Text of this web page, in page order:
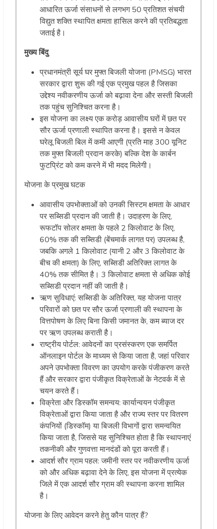
आधारित ऊर्जा संसाधनों से लगभग 50 प्रतिशत संचयी
विद्युत शक्ति स्थापित क्षमता हासिल करने की प्रतिबद्धता
जताई है।
मुख्य बिंदु
प्रधानमंत्री सूर्य घर मुफ्त बिजली योजना (PMSG) भारत
सरकार द्वारा शुरू की गई एक प्रमुख पहल है जिसका
उद्देश्य नवीकरणीय ऊर्जा को बढ़ावा देना और सस्ती बिजली
तक पहुंच सुनिश्चित करना है।
इस योजना का लक्ष्य एक करोड़ आवासीय घरों में छत पर
सौर ऊर्जा प्रणाली स्थापित करना है। इससे न केवल
घरेलू बिजली बिल में कमी आएगी (प्रति माह 300 यूनिट
तक मुफ्त बिजली प्रदान करके) बल्कि देश के कार्बन
फुटप्रिंट को कम करने में भी मदद मिलेगी।
योजना के प्रमुख घटक
आवासीय उपभोक्ताओं को उनकी सिस्टम क्षमता के आधार
पर सब्सिडी प्रदान की जाती है। उदाहरण के लिए,
रूफटॉप सोलर क्षमता के पहले 2 किलोवाट के लिए,
60% तक की सब्सिडी (बेंचमार्क लागत पर) उपलब्ध है,
जबकि अगले 1 किलोवाट (यानी 2 और 3 किलोवाट के
बीच की क्षमता) के लिए, सब्सिडी अतिरिक्त लागत के
40% तक सीमित है। 3 किलोवाट क्षमता से अधिक कोई
सब्सिडी प्रदान नहीं की जाती है।
ऋण सुविधाएं: सब्सिडी के अतिरिक्त, यह योजना पात्र
परिवारों को छत पर सौर ऊर्जा प्रणाली की स्थापना के
वित्तपोषण के लिए बिना किसी जमानत के, कम ब्याज दर
पर ऋण उपलब्ध कराती है।
राष्ट्रीय पोर्टल: आवेदनों का प्रसंस्करण एक समर्पित
ऑनलाइन पोर्टल के माध्यम से किया जाता है, जहां परिवार
अपने उपभोक्ता विवरण का उपयोग करके पंजीकरण करते
हैं और सरकार द्वारा पंजीकृत विक्रेताओं के नेटवर्क में से
चयन करते हैं।
विक्रेता और डिस्कॉम समन्वय: कार्यान्वयन पंजीकृत
विक्रेताओं द्वारा किया जाता है और राज्य स्तर पर वितरण
कंपनियों (डिस्कॉम) या बिजली विभागों द्वारा समन्वयित
किया जाता है, जिससे यह सुनिश्चित होता है कि स्थापनाएं
तकनीकी और गुणवत्ता मानदंडों को पूरा करती हैं।
आदर्श सौर ग्राम पहल: जमीनी स्तर पर नवीकरणीय ऊर्जा
को और अधिक बढ़ावा देने के लिए, इस योजना में प्रत्येक
जिले में एक आदर्श सौर ग्राम की स्थापना करना शामिल
है।
योजना के लिए आवेदन करने हेतु कौन पात्र हैं?